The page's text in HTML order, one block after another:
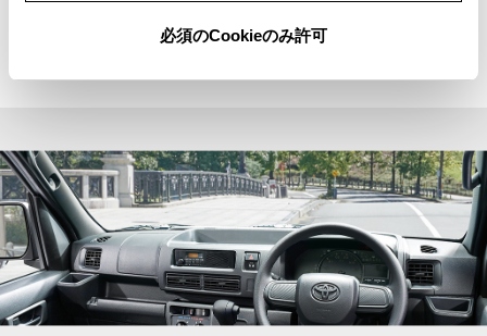
必須のCookieのみ許可
プラットフォーム